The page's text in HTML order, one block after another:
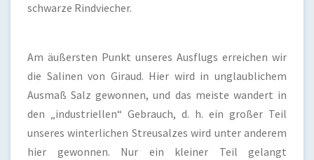
schwarze Rindviecher.
Am äußersten Punkt unseres Ausflugs erreichen wir
die Salinen von Giraud. Hier wird in unglaublichem
Ausmaß Salz gewonnen, und das meiste wandert in
den „industriellen“ Gebrauch, d. h. ein großer Teil
unseres winterlichen Streusalzes wird unter anderem
hier gewonnen. Nur ein kleiner Teil gelangt